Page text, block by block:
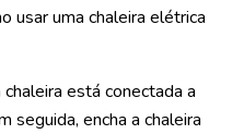
usar uma chaleira elétrica
está conectada a
seguida, encha a chaleira